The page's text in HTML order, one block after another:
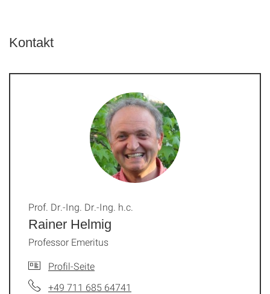
Kontakt
Rainer Helmig
Prof. Dr.-Ing. Dr.-Ing. h.c.
Professor Emeritus
Profil-Seite
+49 711 685 64741